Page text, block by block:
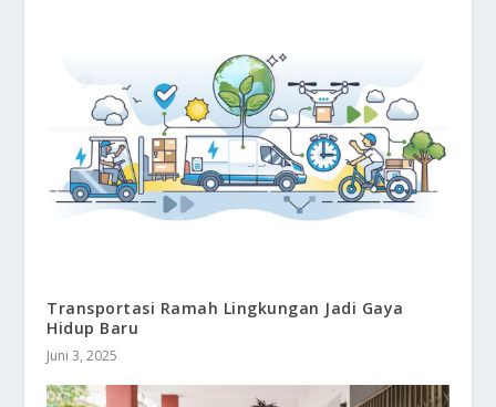
Transportasi Ramah Lingkungan Jadi Gaya
Hidup Baru
Juni 3, 2025